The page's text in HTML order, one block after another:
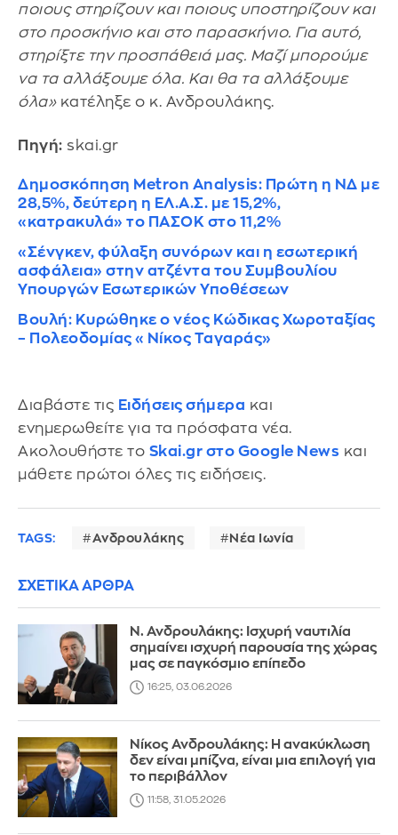
ποιους στηρίζουν και ποιους υποστηρίζουν και
στο προσκήνιο και στο παρασκήνιο. Για αυτό,
στηρίξτε την προσπάθειά μας. Μαζί μπορούμε
να τα αλλάξουμε όλα. Και θα τα αλλάξουμε
όλα»κατέληξε ο κ. Ανδρουλάκης.
Πηγή: skai.gr
Δημοσκόπηση Metron Analysis: Πρώτη η ΝΔ με
28,5%, δεύτερη η ΕΛ.Α.Σ. με 15,2%,
«κατρακυλά» το ΠΑΣΟΚ στο 11,2%
«Σένγκεν, φύλαξη συνόρων και η εσωτερική
ασφάλεια» στην ατζέντα του Συμβουλίου
Υπουργών Εσωτερικών Υποθέσεων
Βουλή: Κυρώθηκε ο νέος Κώδικας Χωροταξίας
– Πολεοδομίας «Νίκος Ταγαράς»
Διαβάστε τις Ειδήσεις σήμερα και
ενημερωθείτε για τα πρόσφατα νέα.
Ακολουθήστε το Skai.gr στο Google News και
μάθετε πρώτοι όλες τις ειδήσεις.
TAGS: Ανδρουλάκης Νέα Ιωνία
ΣΧΕΤΙΚΑ ΑΡΘΡΑ
Ν. Ανδρουλάκης: Ισχυρή ναυτιλία
σημαίνει ισχυρή παρουσία της χώρας
μας σε παγκόσμιο επίπεδο
16:25, 03.06.2026
Νίκος Ανδρουλάκης: Η ανακύκλωση
δεν είναι μπίζνα, είναι μια επιλογή για
το περιβάλλον
11:58, 31.05.2026